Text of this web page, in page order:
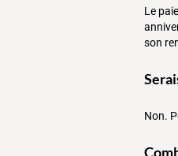
Le
son
Non.